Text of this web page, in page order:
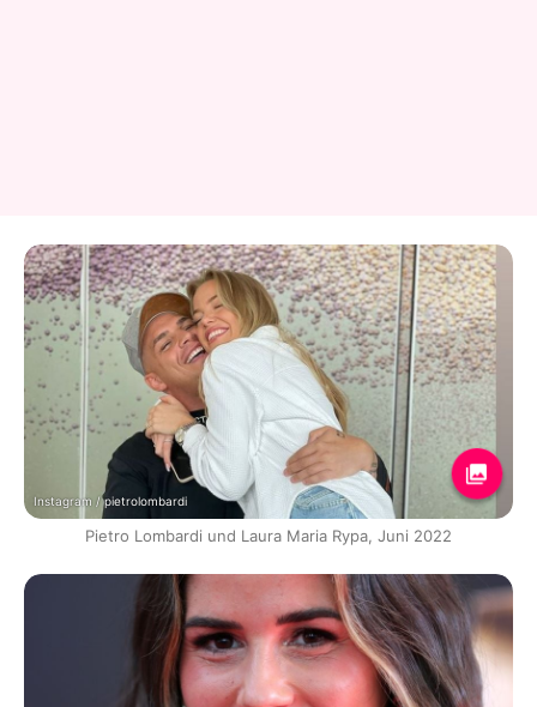
Instagram / pietrolombardi
Pietro Lombardi und Laura Maria Rypa, Juni 2022